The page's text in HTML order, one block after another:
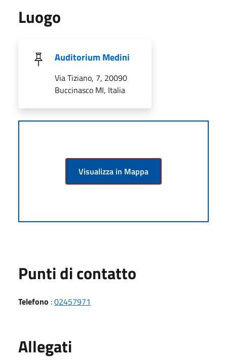
Luogo
Auditorium Medini
Via Tiziano, 7, 20090
Buccinasco MI, Italia
Visualizza in Mappa
Punti di contatto
Telefono :02457971
Allegati